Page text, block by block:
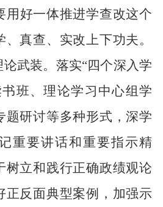
用好一体推进学查改这个
真查、实改上下功夫。
论武装。 落实“四个深入学
班、理论学习中心组学
题研讨等多种形式，深学
重要讲话和重要指示精
树立和践行正确政绩观论
正反面典型案例，加强示